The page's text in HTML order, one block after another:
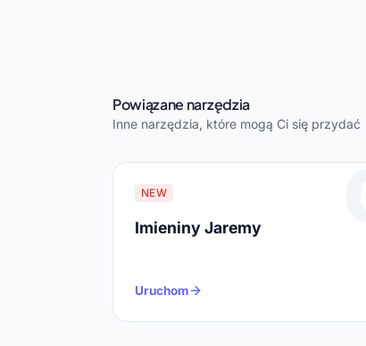
Powiązane narzędzia
Inne narzędzia, które mogą Ci się przydać
NEW
Imieniny Jaremy
Uruchom